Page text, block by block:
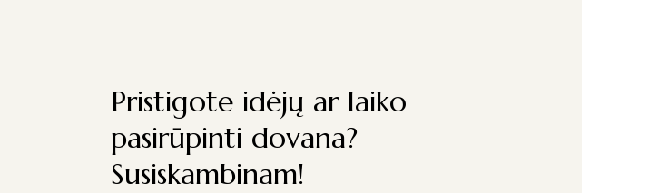
Pristigote idėjų ar laiko
pasirūpinti dovana?
Susiskambinam!